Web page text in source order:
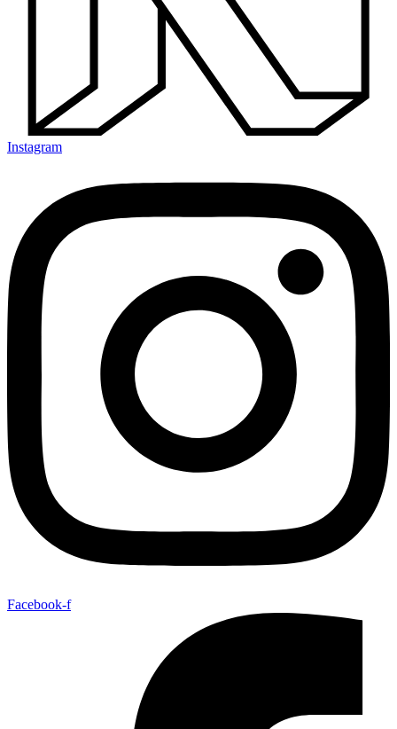
Instagram
Facebook-f